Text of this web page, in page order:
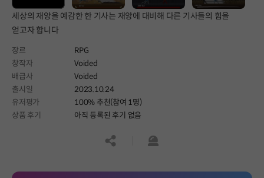
세상의 재앙을 예감한 한 기사는 재앙에 대비해 다른 기사들의 힘을
얻고자 합니다
장르
RPG
창작자
Voided
배급사
Voided
출시일
2023.10.24
유저평가
100% 추천(참여 1명)
상품 후기
아직 등록된 후기 없음
공유하기신고하기